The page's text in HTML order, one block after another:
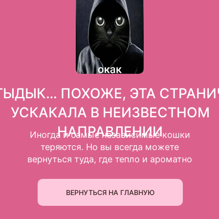
ПОХОЖЕ, ЭТА
УСКАКАЛА В НЕИЗВЕСТНОМ
НАПРАВЛЕНИИ
Иногда и самые независимые кошки
теряются. Но вы всегда можете
вернуться туда, где тепло и ароматно
ВЕРНУТЬСЯ НА ГЛАВНУЮ